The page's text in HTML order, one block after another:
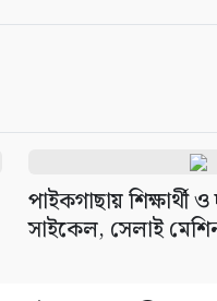
পাইকগাছায় শিক্ষার্থী
সাইকেল, সেলাই